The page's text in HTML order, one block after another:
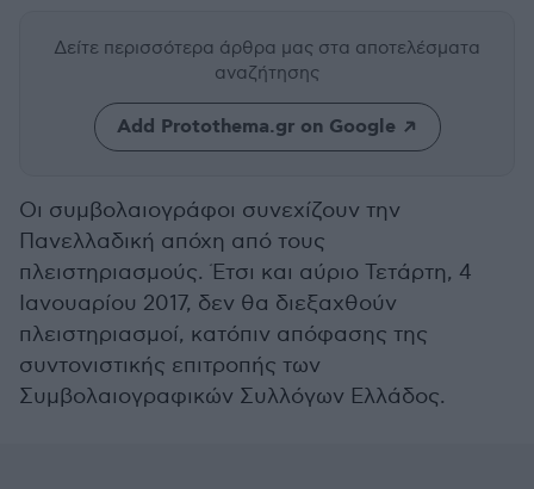
Δείτε περισσότερα άρθρα μας στα αποτελέσματα
αναζήτησης
Add Protothema.gr on Google
Οι συμβολαιογράφοι συνεχίζουν την
Πανελλαδική απόχη από τους
πλειστηριασμούς. Έτσι και αύριο Τετάρτη, 4
Ιανουαρίου 2017, δεν θα διεξαχθούν
πλειστηριασμοί, κατόπιν απόφασης της
συντονιστικής επιτροπής των
Συμβολαιογραφικών Συλλόγων Ελλάδος.